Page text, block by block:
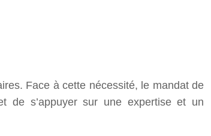
Face à cette nécessité, le mandat de
de s’appuyer sur une expertise et un